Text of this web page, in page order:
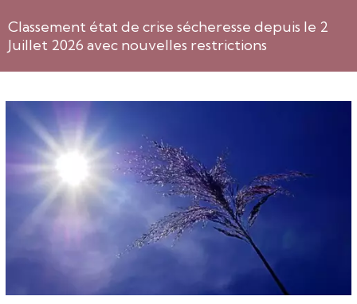
Classement état de crise sécheresse depuis le 2
Juillet 2026 avec nouvelles restrictions